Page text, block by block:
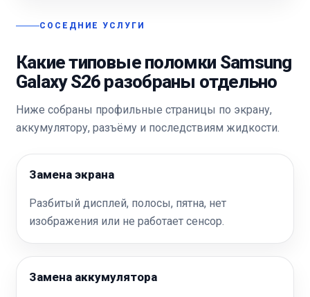
СОСЕДНИЕ УСЛУГИ
Какие типовые поломки Samsung
Galaxy S26 разобраны отдельно
Ниже собраны профильные страницы по экрану,
аккумулятору, разъёму и последствиям жидкости.
Замена экрана
Разбитый дисплей, полосы, пятна, нет
изображения или не работает сенсор.
Замена аккумулятора